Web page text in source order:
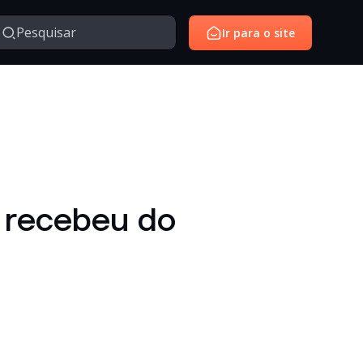
ambientes corporativos.
Ir para o site
do